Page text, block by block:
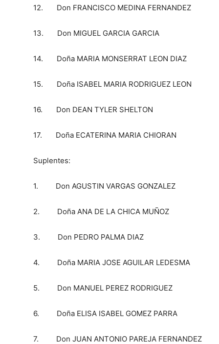
12. Don FRANCISCO MEDINA FERNANDEZ
13. Don MIGUEL GARCIA GARCIA
14. Doña MARIA MONSERRAT LEON DIAZ
15. Doña ISABEL MARIA RODRIGUEZ LEON
16. Don DEAN TYLER SHELTON
17. Doña ECATERINA MARIA CHIORAN
Suplentes:
1. Don AGUSTIN VARGAS GONZALEZ
2. Doña ANA DE LA CHICA MUÑOZ
3. Don PEDRO PALMA DIAZ
4. Doña MARIA JOSE AGUILAR LEDESMA
5. Don MANUEL PEREZ RODRIGUEZ
6. Doña ELISA ISABEL GOMEZ PARRA
7. Don JUAN ANTONIO PAREJA FERNANDEZ